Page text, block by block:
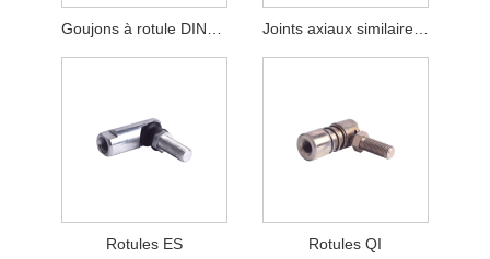
Goujons à rotule DIN71803 Joints axiaux similaires à DIN71802
Rotules ES Rotules QI